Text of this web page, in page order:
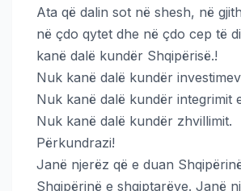
Ata që dalin sot në shesh, në
në çdo qytet dhe në çdo cep të
kanë dalë kundër Shqipërisë.!
Nuk kanë dalë kundër
Nuk kanë dalë kundër integrimit
Nuk kanë dalë kundër zhvillimit.
Përkundrazi!
Janë njerëz që e duan
Shqipërinë e shqiptarëve. Janë